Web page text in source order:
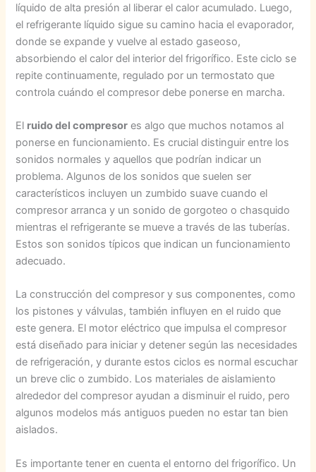
líquido de alta presión al liberar el calor acumulado. Luego,
el refrigerante líquido sigue su camino hacia el evaporador,
donde se expande y vuelve al estado gaseoso,
absorbiendo el calor del interior del frigorífico. Este ciclo se
repite continuamente, regulado por un termostato que
controla cuándo el compresor debe ponerse en marcha.
El ruido del compresor es algo que muchos notamos al
ponerse en funcionamiento. Es crucial distinguir entre los
sonidos normales y aquellos que podrían indicar un
problema. Algunos de los sonidos que suelen ser
característicos incluyen un zumbido suave cuando el
compresor arranca y un sonido de gorgoteo o chasquido
mientras el refrigerante se mueve a través de las tuberías.
Estos son sonidos típicos que indican un funcionamiento
adecuado.
La construcción del compresor y sus componentes, como
los pistones y válvulas, también influyen en el ruido que
este genera. El motor eléctrico que impulsa el compresor
está diseñado para iniciar y detener según las necesidades
de refrigeración, y durante estos ciclos es normal escuchar
un breve clic o zumbido. Los materiales de aislamiento
alrededor del compresor ayudan a disminuir el ruido, pero
algunos modelos más antiguos pueden no estar tan bien
aislados.
Es importante tener en cuenta el entorno del frigorífico. Un